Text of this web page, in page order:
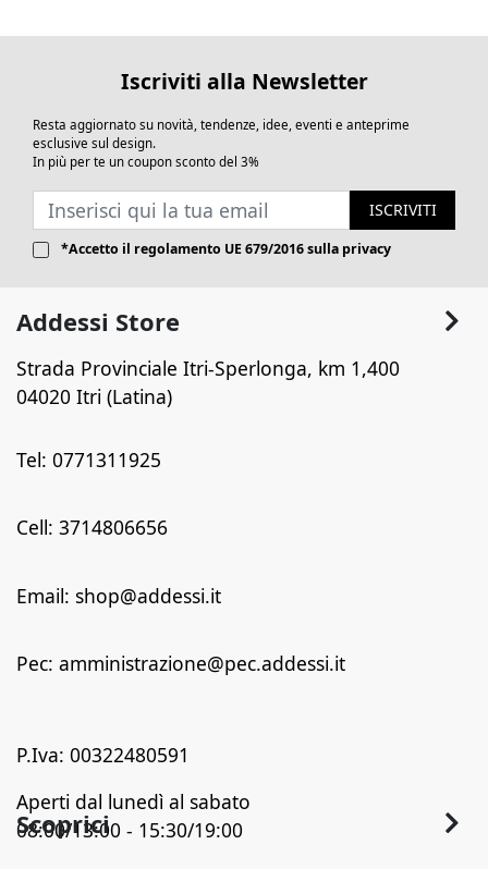
Iscriviti alla Newsletter
Resta aggiornato su novità, tendenze, idee, eventi e anteprime
esclusive sul design.
In più per te un coupon sconto del 3%
ISCRIVITI
*Accetto il regolamento UE 679/2016sulla privacy
Addessi Store
Strada Provinciale Itri-Sperlonga, km 1,400
04020 Itri (Latina)
Tel: 0771311925
Cell: 3714806656
Email: shop@addessi.it
Pec: amministrazione@pec.addessi.it
P.Iva: 00322480591
Aperti dal lunedì al sabato
08:00/13:00 - 15:30/19:00
Scoprici